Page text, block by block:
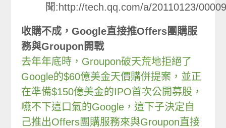
聞:http://tech.qq.com/a/20110123/
收購不成，Google直接推Offers團購服
務與Groupon開戰
去年年底時，Groupon破天荒地拒絕了
Google的$60億美金天價購併提案，並正
在準備$150億美金的IPO首次公開募股，
嚥不下這口氣的Google，這下子決定自
己推出Offers團購服務來與Groupon直接